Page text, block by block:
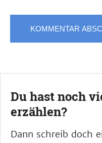
Du hast noch
erzählen?
Dann schreib doch